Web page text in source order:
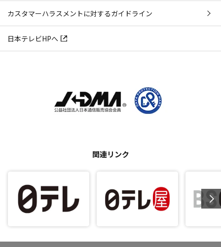
カスタマーハラスメントに対するガイドライン
日本テレビHPへ
関連リンク